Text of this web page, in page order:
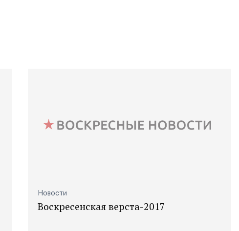
Новости
Воскресенская верста-2017